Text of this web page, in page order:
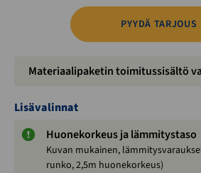
PYYDÄ TARJOUS
Materiaalipaketin toimitussisältö
Lisävalinnat
Huonekorkeus ja lämmitystaso
Kuvan mukainen,
runko, 2,5m huonekorkeus)